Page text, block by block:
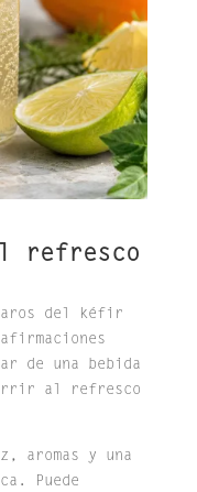
refresco
del kéfir
de una bebida
al refresco
aromas y una
Puede